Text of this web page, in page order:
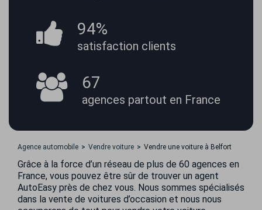
94%
satisfaction clients
67
agences partout en France
Agence automobile Vendre voiture Vendre une voiture à Belfort
Grâce à la force d’un réseau de plus de 60 agences en
France, vous pouvez être sûr de trouver un agent
AutoEasy près de chez vous. Nous sommes spécialisés
dans la vente de voitures d’occasion et nous nous